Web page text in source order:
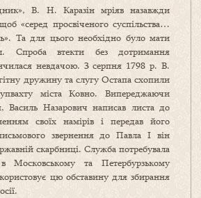
В. Н. Каразін мріяв назавжди
«серед просвіченого суспільства…
Та для цього необхідно було мати
Спроба втекти без дотримання
невдачою. 3 серпня 1798 р. В.
дружину та слугу Остапа схопили
міста Ковно. Випереджаючи
Василь Назарович написав листа до
своїх намірів і передав його
звернення до Павла І він
скарбниці. Служба потребувала
Московському та Петербурзькому
цю обставину для збирання